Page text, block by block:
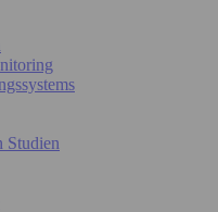
Studien